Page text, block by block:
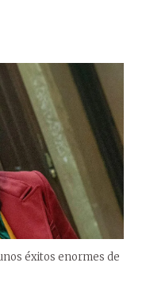
éxitos enormes de